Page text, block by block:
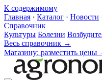
К содержимому
Главная · Каталог · Новости
Справочник
Культуры Болезни
Весь справочник →
Магазину: разместить цены